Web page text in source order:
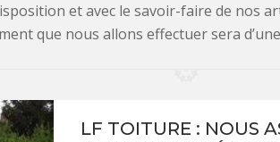
et avec le savoir-faire de nos
que nous allons effectuer sera
LF TOITURE : NOUS